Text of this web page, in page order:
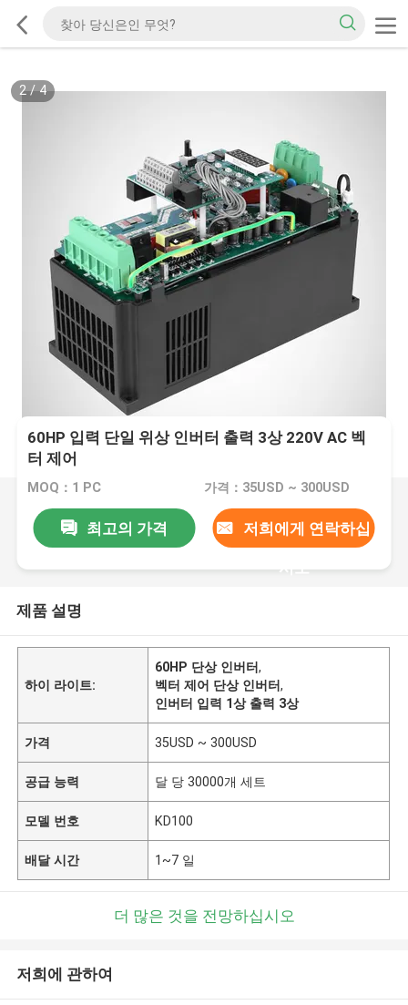
2/4
60HP 입력 단일 위상 인버터 출력 3상 220V AC 벡
터 제어
MOQ：1 PC 가격：35USD ~ 300USD
최고의 가격 저희에게 연락하십
시오
제품 설명
하이 라이트:
60HP 단상 인버터,
벡터 제어 단상 인버터,
인버터 입력 1상 출력 3상
가격 35USD ~ 300USD
공급 능력 달 당 30000개 세트
모델 번호 KD100
배달 시간 1~7 일
더 많은 것을 전망하십시오
저희에 관하여